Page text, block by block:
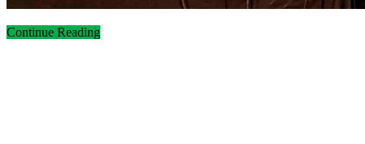
Continue Reading